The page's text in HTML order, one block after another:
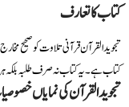
کتاب کا تعارف
تجوید القرآن قرآنی تلاوت کو صحیح
کتاب ہے۔ یہ کتاب نہ صرف طلبہ بلکہ
تجوید القرآن کی نمایاں